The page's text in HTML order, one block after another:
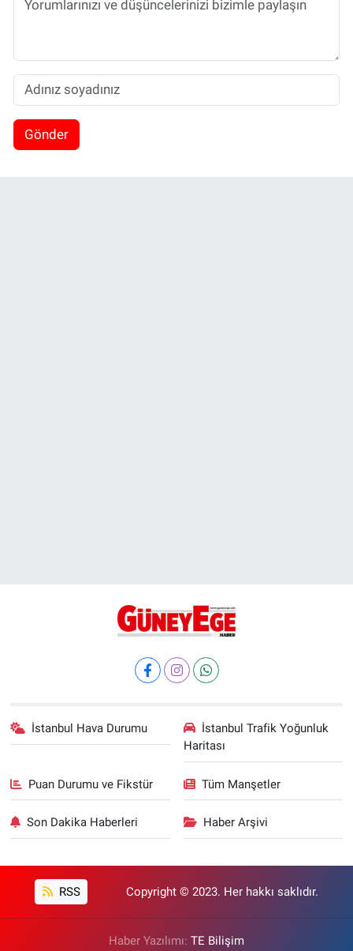
Gönder
İstanbul Hava Durumu
İstanbul Trafik Yoğunluk
Haritası
Puan Durumu ve Fikstür Tüm Manşetler
Son Dakika Haberleri Haber Arşivi
RSS Copyright © 2023. Her hakkı saklıdır.
Haber Yazılımı: TE Bilişim